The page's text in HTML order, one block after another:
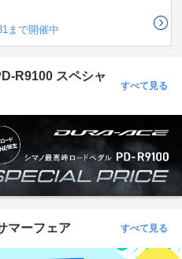
まで開催中
R9100 スペシャ
すべて見る
マーフェア すべて見る